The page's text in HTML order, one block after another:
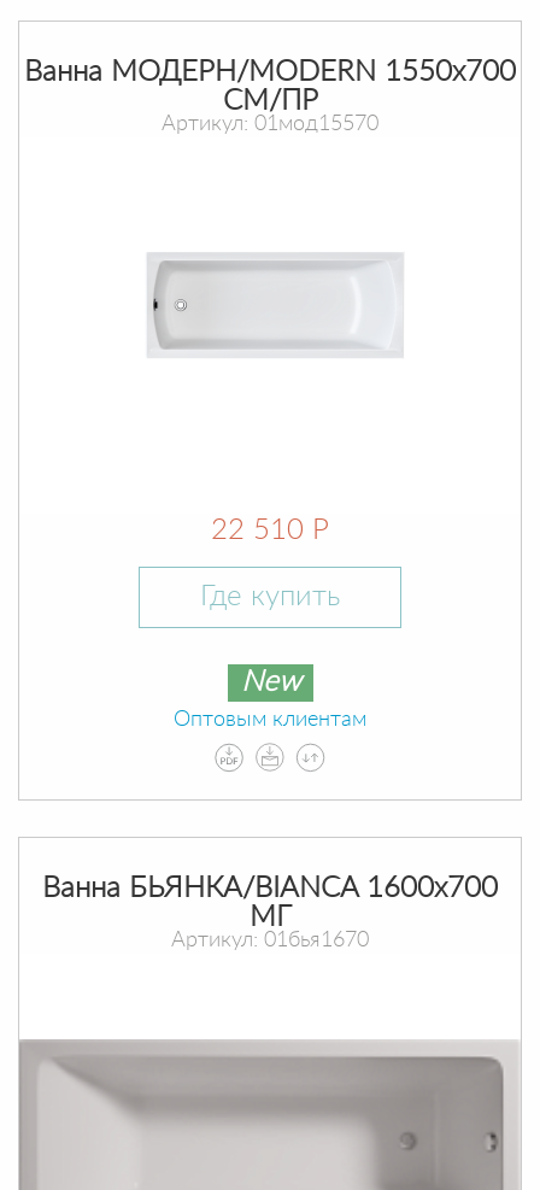
Ванна МОДЕРН/MODERN 1550х700
СМ/ПР
Артикул: 01мод15570
22 510 Р
Где купить
New
Оптовым клиентам
Ванна БЬЯНКА/BIANCA 1600х700
МГ
Артикул: 01бья1670